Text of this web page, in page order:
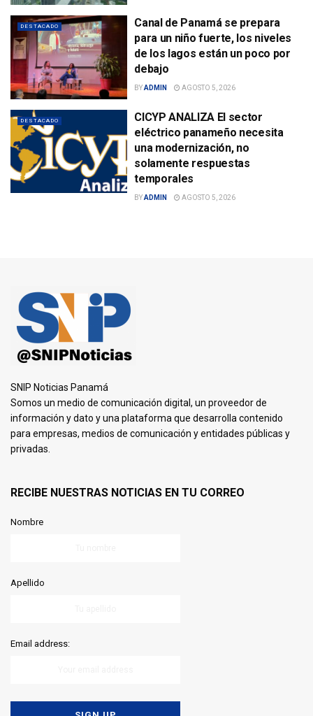
DESTACADO
Canal de Panamá se prepara
para un niño fuerte, los niveles
de los lagos están un poco por
debajo
BYADMIN AGOSTO 5, 2026
DESTACADO
CICYP ANALIZA El sector
eléctrico panameño necesita
una modernización, no
solamente respuestas
temporales
BYADMIN AGOSTO 5, 2026
SNIP Noticias Panamá
Somos un medio de comunicación digital, un proveedor de
información y dato y una plataforma que desarrolla contenido
para empresas, medios de comunicación y entidades públicas y
privadas.
RECIBE NUESTRAS NOTICIAS EN TU CORREO
Nombre
Apellido
Email address: